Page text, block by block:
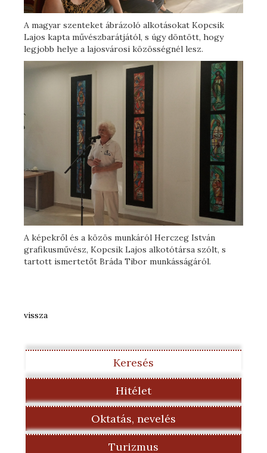
A magyar szenteket ábrázoló alkotásokat Kopcsik
Lajos kapta művészbarátjától, s úgy döntött, hogy
legjobb helye a lajosvárosi közösségnél lesz.
A képekről és a közös munkáról Herczeg István
grafikusművész, Kopcsik Lajos alkotótársa szólt, s
tartott ismertetőt Bráda Tibor munkásságáról.
vissza
Keresés
Hitélet
Oktatás, nevelés
Turizmus